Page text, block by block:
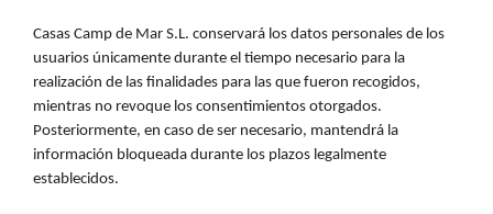
Casas Camp de Mar S.L. conservará los datos personales de los
usuarios únicamente durante el tiempo necesario para la
realización de las finalidades para las que fueron recogidos,
mientras no revoque los consentimientos otorgados.
Posteriormente, en caso de ser necesario, mantendrá la
información bloqueada durante los plazos legalmente
establecidos.